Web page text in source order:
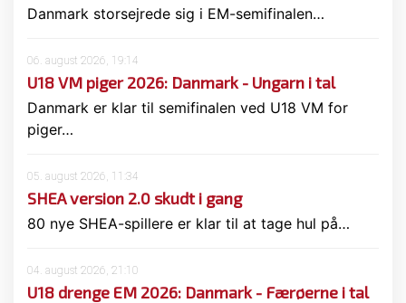
Danmark storsejrede sig i EM-semifinalen…
06. august 2026, 19:14
U18 VM piger 2026: Danmark - Ungarn i tal
Danmark er klar til semifinalen ved U18 VM for
piger…
05. august 2026, 11:34
SHEA version 2.0 skudt i gang
80 nye SHEA-spillere er klar til at tage hul på…
04. august 2026, 21:10
U18 drenge EM 2026: Danmark - Færøerne i tal